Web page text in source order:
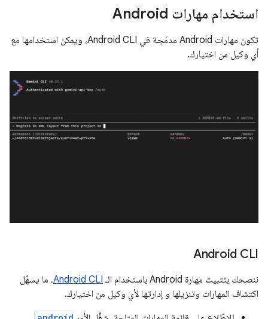
استخدام مهارات Android
تكون مهارات Android مدمَجة في Android CLI، ويمكن استخدامها مع
أي وكيل من اختيارك.
Android CLI
ننصحك بتثبيت مهارة Android باستخدام الـ Android CLI، ما يسهّل
اكتشاف المهارات وتنزيلها و إدارتها لأي وكيل من اختيارك.